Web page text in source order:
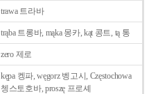
trawa 트라바
trąba 트롱바, mąka 몽카, kąt 콩트, tą 통
zero 제로
kępa 켕파, węgorz 벵고시, Częstochowa
쳉스토호바, proszę 프로셰